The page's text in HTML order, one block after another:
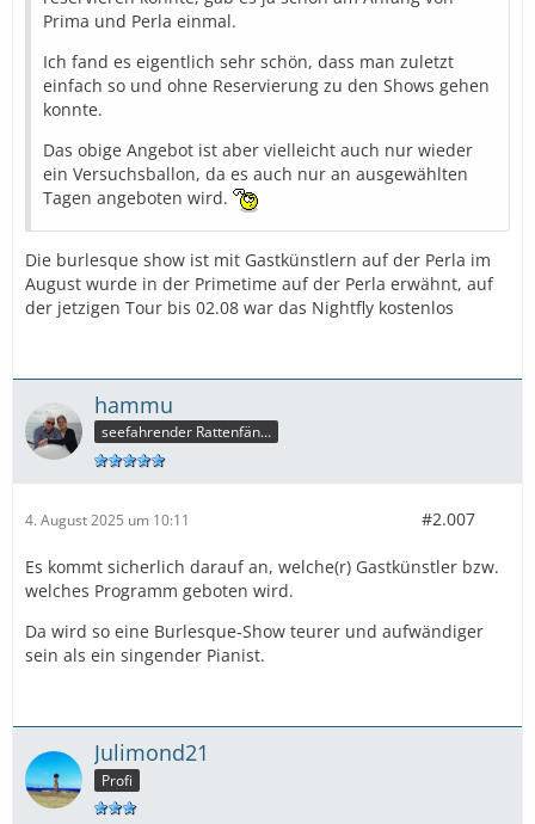
Prima und Perla einmal.
Ich fand es eigentlich sehr schön, dass man zuletzt
einfach so und ohne Reservierung zu den Shows gehen
konnte.
Das obige Angebot ist aber vielleicht auch nur wieder
ein Versuchsballon, da es auch nur an ausgewählten
Tagen angeboten wird.
Die burlesque show ist mit Gastkünstlern auf der Perla im
August wurde in der Primetime auf der Perla erwähnt, auf
der jetzigen Tour bis 02.08 war das Nightfly kostenlos
hammu
seefahrender Rattenfänger
4. August 2025 um 10:11 #2.007
Es kommt sicherlich darauf an, welche(r) Gastkünstler bzw.
welches Programm geboten wird.
Da wird so eine Burlesque-Show teurer und aufwändiger
sein als ein singender Pianist.
Julimond21
Profi